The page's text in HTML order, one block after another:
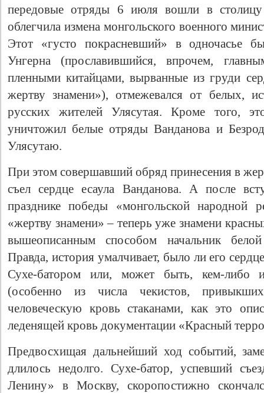
передовые отряды 6 июля вошли в
облегчила измена монгольского военного
Этот «густо покрасневший» в одночасье
Унгерна (прославившийся, впрочем,
пленными китайцами, вырванные из груди
жертву знамени»), отмежевался от белых,
русских жителей Улясутая. Кроме того,
уничтожил белые отряды Ванданова и
Улясутаю.
При этом совершавший обряд принесения в
съел сердце есаула Ванданова. А после
празднике победы «монгольской народной
«жертву знамени» – теперь уже знамени
вышеописанным способом начальник
Правда, история умалчивает, было ли его
Сухе-батором или, может быть, кем-либо
(особенно из числа чекистов,
человеческую кровь стаканами, как это
леденящей кровь документации «Красный
Предвосхищая дальнейший ход событий,
длилось недолго. Сухе-батор, успевший
Ленину» в Москву, скоропостижно